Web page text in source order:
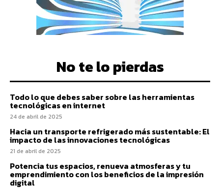
No te lo pierdas
Todo lo que debes saber sobre las herramientas
tecnológicas en internet
24 de abril de 2025
Hacia un transporte refrigerado más sustentable: El
impacto de las innovaciones tecnológicas
21 de abril de 2025
Potencia tus espacios, renueva atmosferas y tu
emprendimiento con los beneficios de la impresión
digital